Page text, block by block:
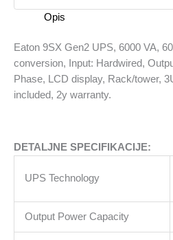
6kVA
količina
Opis
Eaton 9SX Gen2 UPS, 6000 VA,
conversion, Input: Hardwired,
Phase, LCD display, Rack/tower,
included, 2y warranty.
DETALJNE SPECIFIKACIJE:
UPS Technology
Output Power Capacity